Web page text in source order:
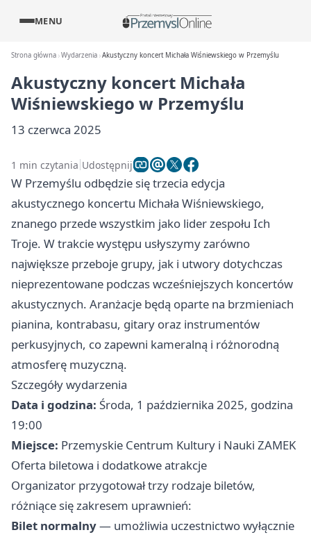
MENU
Strona główna Wydarzenia Akustyczny koncert Michała Wiśniewskiego w Przemyślu
Akustyczny koncert Michała
Wiśniewskiego w Przemyślu
13 czerwca 2025
1 min czytania Udostępnij
W Przemyślu odbędzie się trzecia edycja
akustycznego koncertu Michała Wiśniewskiego,
znanego przede wszystkim jako lider zespołu Ich
Troje. W trakcie występu usłyszymy zarówno
największe przeboje grupy, jak i utwory dotychczas
nieprezentowane podczas wcześniejszych koncertów
akustycznych. Aranżacje będą oparte na brzmieniach
pianina, kontrabasu, gitary oraz instrumentów
perkusyjnych, co zapewni kameralną i różnorodną
atmosferę muzyczną.
Szczegóły wydarzenia
Data i godzina: Środa, 1 października 2025, godzina
19:00
Miejsce: Przemyskie Centrum Kultury i Nauki ZAMEK
Oferta biletowa i dodatkowe atrakcje
Organizator przygotował trzy rodzaje biletów,
różniące się zakresem uprawnień:
Bilet normalny— umożliwia uczestnictwo wyłącznie